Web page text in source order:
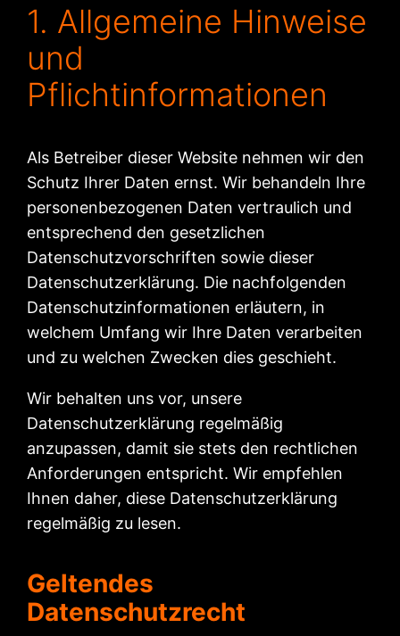
1. Allgemeine Hinweise
und
Pflichtinformationen
Als Betreiber dieser Website nehmen wir den
Schutz Ihrer Daten ernst. Wir behandeln Ihre
personenbezogenen Daten vertraulich und
entsprechend den gesetzlichen
Datenschutzvorschriften sowie dieser
Datenschutzerklärung. Die nachfolgenden
Datenschutzinformationen erläutern, in
welchem Umfang wir Ihre Daten verarbeiten
und zu welchen Zwecken dies geschieht.
Wir behalten uns vor, unsere
Datenschutzerklärung regelmäßig
anzupassen, damit sie stets den rechtlichen
Anforderungen entspricht. Wir empfehlen
Ihnen daher, diese Datenschutzerklärung
regelmäßig zu lesen.
Geltendes
Datenschutzrecht